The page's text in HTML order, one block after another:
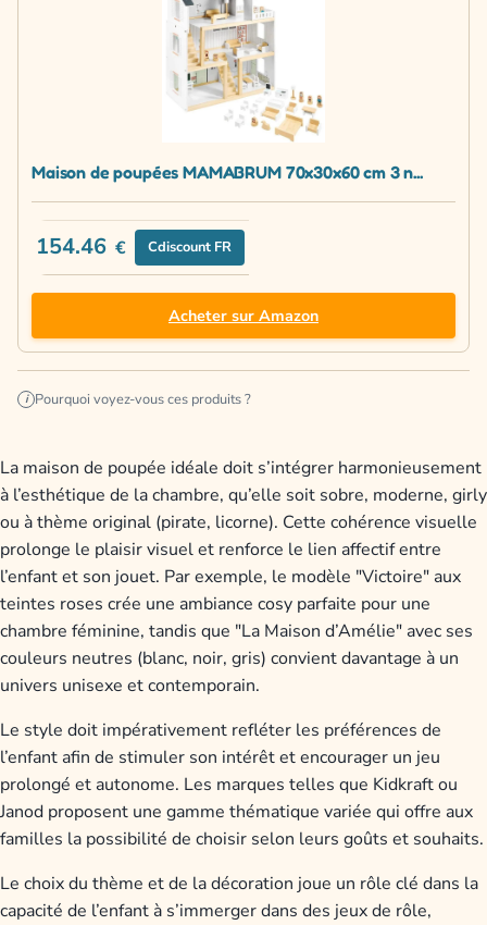
Maison de poupées MAMABRUM 70x30x60 cm 3 n...
154.46 € Cdiscount FR
Acheter sur Amazon
i Pourquoi voyez-vous ces produits ?
La maison de poupée idéale doit s’intégrer harmonieusement
à l’esthétique de la chambre, qu’elle soit sobre, moderne, girly
ou à thème original (pirate, licorne). Cette cohérence visuelle
prolonge le plaisir visuel et renforce le lien affectif entre
l’enfant et son jouet. Par exemple, le modèle "Victoire" aux
teintes roses crée une ambiance cosy parfaite pour une
chambre féminine, tandis que "La Maison d’Amélie" avec ses
couleurs neutres (blanc, noir, gris) convient davantage à un
univers unisexe et contemporain.
Le style doit impérativement refléter les préférences de
l’enfant afin de stimuler son intérêt et encourager un jeu
prolongé et autonome. Les marques telles que Kidkraft ou
Janod proposent une gamme thématique variée qui offre aux
familles la possibilité de choisir selon leurs goûts et souhaits.
Le choix du thème et de la décoration joue un rôle clé dans la
capacité de l’enfant à s’immerger dans des jeux de rôle,